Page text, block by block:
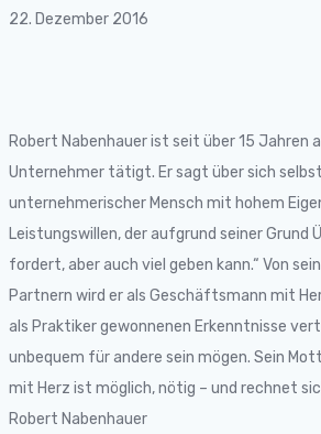
22. Dezember 2016
Robert Nabenhauer ist seit über 15 Jahren
Unternehmer tätigt. Er sagt über sich
unternehmerischer Mensch mit hohem
Leistungswillen, der aufgrund seiner Grund
fordert, aber auch viel geben kann.“ Von
Partnern wird er als Geschäftsmann mit
als Praktiker gewonnenen Erkenntnisse
unbequem für andere sein mögen. Sein
mit Herz ist möglich, nötig – und rechnet
Robert Nabenhauer